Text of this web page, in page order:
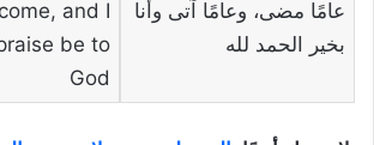
عامًا مضى، وعامًا آتى وأنا
بخير الحمد لله
and I
be to
God